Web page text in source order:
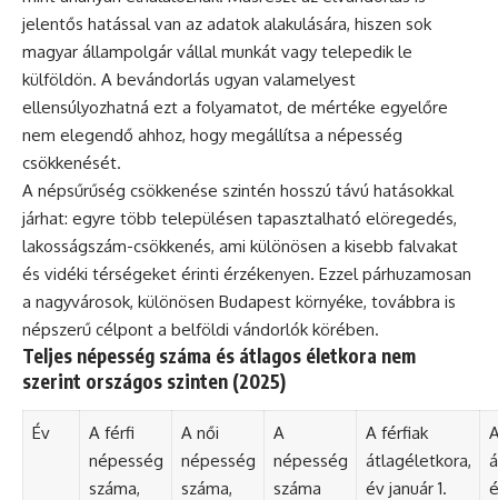
jelentős hatással van az adatok alakulására, hiszen sok
magyar állampolgár vállal munkát vagy telepedik le
külföldön. A bevándorlás ugyan valamelyest
ellensúlyozhatná ezt a folyamatot, de mértéke egyelőre
nem elegendő ahhoz, hogy megállítsa a népesség
csökkenését.
A népsűrűség csökkenése szintén hosszú távú hatásokkal
járhat: egyre több településen tapasztalható elöregedés,
lakosságszám-csökkenés, ami különösen a kisebb falvakat
és vidéki térségeket érinti érzékenyen. Ezzel párhuzamosan
a nagyvárosok, különösen Budapest környéke, továbbra is
népszerű célpont a belföldi vándorlók körében.
Teljes népesség száma és átlagos életkora nem
szerint országos szinten (2025)
Év
A férfi
népesség
száma,
A női
népesség
száma,
A
népesség
száma
A férfiak
átlagéletkora,
év január 1.